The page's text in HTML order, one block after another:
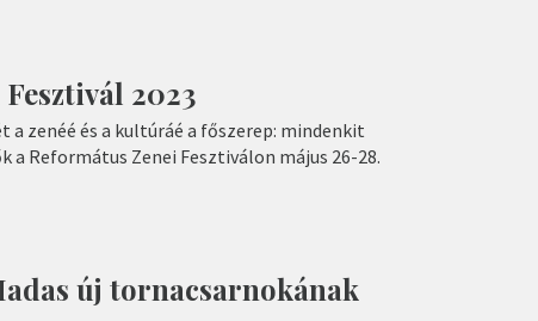
2023
a zenéé és a kultúráé a főszerep: mindenkit
a Református Zenei Fesztiválon május 26-28.
új tornacsarnokának